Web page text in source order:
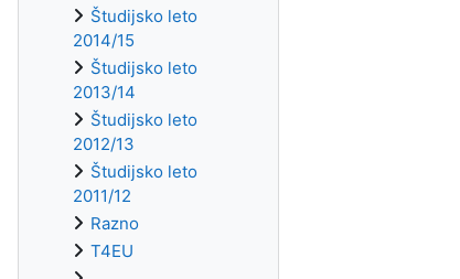
Študijsko leto
2014/15
Študijsko leto
2013/14
Študijsko leto
2012/13
Študijsko leto
2011/12
Razno
T4EU